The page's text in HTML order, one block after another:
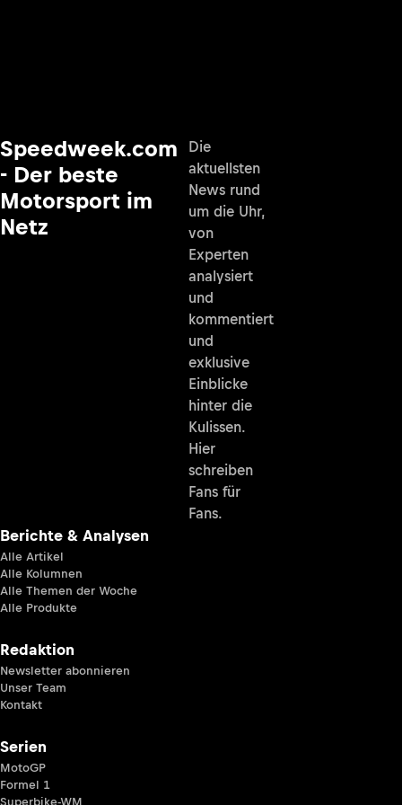
Speedweek.com
- Der beste
Motorsport im
Netz
Die
aktuellsten
News rund
um die Uhr,
von
Experten
analysiert
und
kommentiert
und
exklusive
Einblicke
hinter die
Kulissen.
Hier
schreiben
Fans für
Fans.
Berichte & Analysen
Alle Artikel
Alle Kolumnen
Alle Themen der Woche
Alle Produkte
Redaktion
Newsletter abonnieren
Unser Team
Kontakt
Serien
MotoGP
Formel 1
Superbike-WM